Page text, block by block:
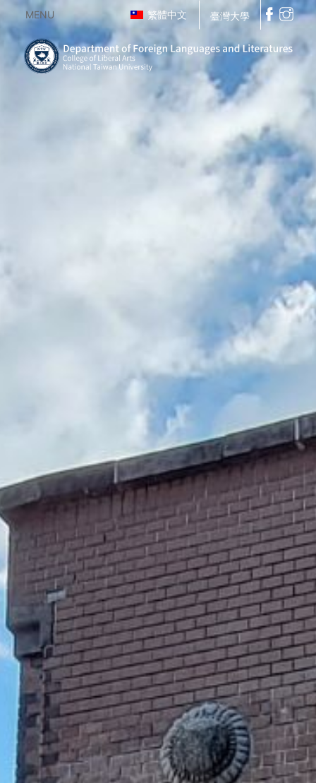
MENU 繁體中文 臺灣大學